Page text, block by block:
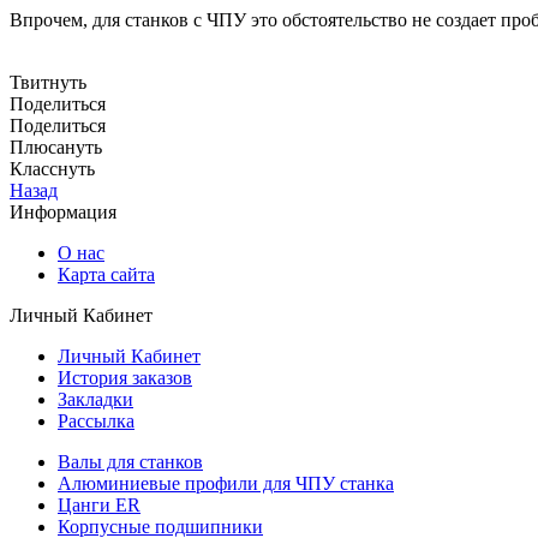
Впрочем, для станков с ЧПУ это обстоятельство не создает
Твитнуть
Поделиться
Поделиться
Плюсануть
Класснуть
Назад
Информация
О нас
Карта сайта
Личный Кабинет
Личный Кабинет
История заказов
Закладки
Рассылка
Валы для станков
Алюминиевые профили для ЧПУ станка
Цанги ER
Корпусные подшипники